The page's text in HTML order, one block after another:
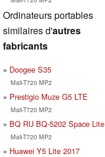
Ordinateurs portables
similaires d'autres
fabricants
Doogee S35
Mali-T720 MP2
Prestigio Muze G5 LTE
Mali-T720 MP2
BQ RU BQ-5202 Space Lite
Mali-T720 MP2
Huawei Y5 Lite 2017